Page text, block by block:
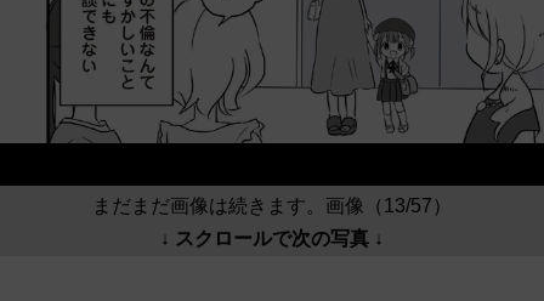
まだまだ画像は続きます。画像（13/57）
↓ スクロールで次の写真 ↓